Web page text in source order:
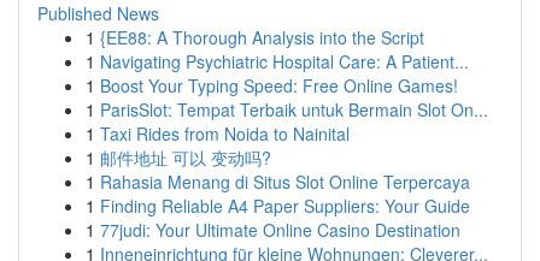
Published News
1 {EE88: A Thorough Analysis into the Script
1 Navigating Psychiatric Hospital Care: A Patient...
1 Boost Your Typing Speed: Free Online Games!
1 ParisSlot: Tempat Terbaik untuk Bermain Slot On...
1 Taxi Rides from Noida to Nainital
1 邮件地址 可以 变动吗?
1 Rahasia Menang di Situs Slot Online Terpercaya
1 Finding Reliable A4 Paper Suppliers: Your Guide
1 77judi: Your Ultimate Online Casino Destination
1 Inneneinrichtung für kleine Wohnungen: Cleverer...